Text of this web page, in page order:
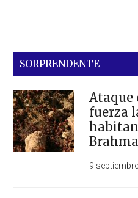
SORPRENDENTE
Ataque
fuerza
9